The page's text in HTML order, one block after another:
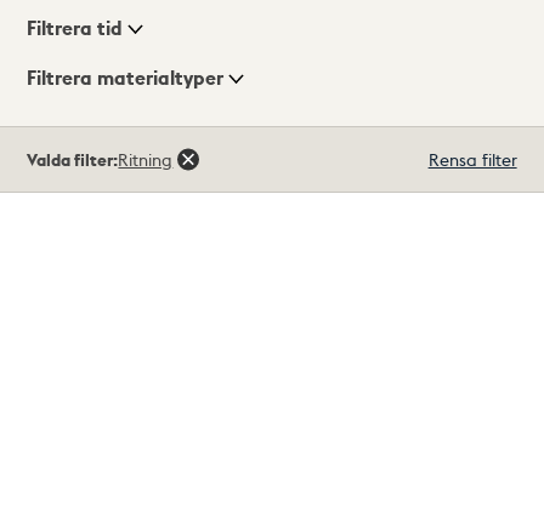
Visningsläge
Filtrera tid
Filtrera materialtyper
träffar
Valda filter:Ritning Rensa filter